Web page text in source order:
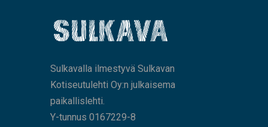
Sulkavalla ilmestyvä Sulkavan
Kotiseutulehti Oy:n julkaisema
paikallislehti.
Y-tunnus 0167229-8